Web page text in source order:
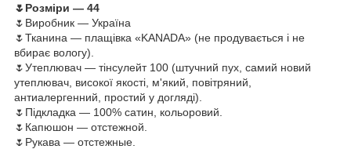
🌷Розміри — 44
🌷Виробник — Україна
🌷Тканина — плащівка «KANADA» (не продувається і не
вбирає вологу).
🌷Утеплювач — тінсулейт 100 (штучний пух, самий новий
утеплювач, високої якості, м'який, повітряний,
антиалергенний, простий у догляді).
🌷Підкладка — 100% сатин, кольоровий.
🌷Капюшон — отстежной.
🌷Рукава — отстежные.